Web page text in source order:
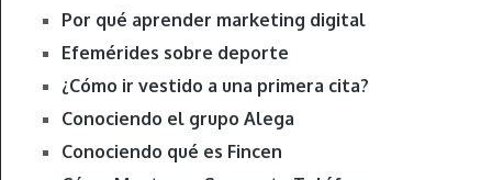
Por qué aprender marketing digital
Efemérides sobre deporte
¿Cómo ir vestido a una primera cita?
Conociendo el grupo Alega
Conociendo qué es Fincen